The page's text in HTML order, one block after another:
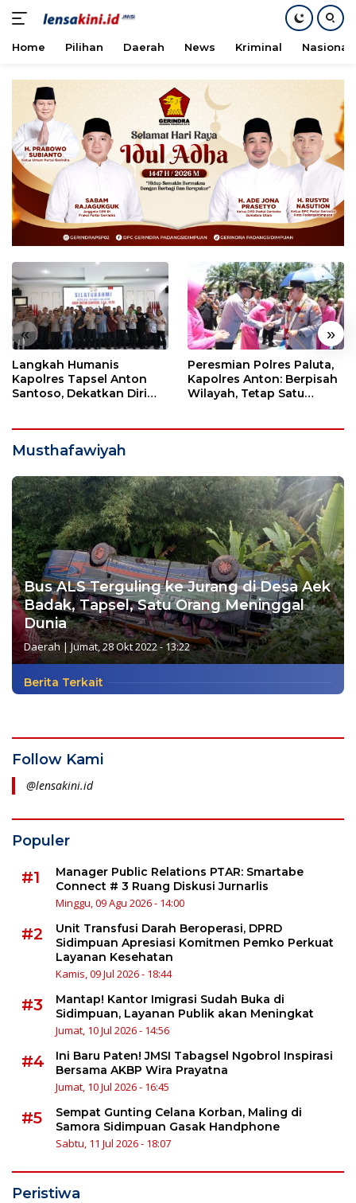
konten
Home Pilihan Daerah News Kriminal Nasional
« »
Langkah Humanis
Kapolres Tapsel Anton
Santoso, Dekatkan Diri
Peresmian Polres Paluta,
Kapolres Anton: Berpisah
Wilayah, Tetap Satu
Musthafawiyah
Bus ALS Terguling ke Jurang di Desa Aek
Badak, Tapsel, Satu Orang Meninggal
Dunia
Daerah|Jumat, 28 Okt 2022 - 13:22
Berita Terkait
Follow Kami
@lensakini.id
Populer
#1
Manager Public Relations PTAR: Smartabe
Connect # 3 Ruang Diskusi Jurnarlis
Minggu, 09 Agu 2026 - 14:00
#2
Unit Transfusi Darah Beroperasi, DPRD
Sidimpuan Apresiasi Komitmen Pemko Perkuat
Layanan Kesehatan
Kamis, 09 Jul 2026 - 18:44
#3
Mantap! Kantor Imigrasi Sudah Buka di
Sidimpuan, Layanan Publik akan Meningkat
Jumat, 10 Jul 2026 - 14:56
#4
Ini Baru Paten! JMSI Tabagsel Ngobrol Inspirasi
Bersama AKBP Wira Prayatna
Jumat, 10 Jul 2026 - 16:45
#5
Sempat Gunting Celana Korban, Maling di
Samora Sidimpuan Gasak Handphone
Sabtu, 11 Jul 2026 - 18:07
Peristiwa